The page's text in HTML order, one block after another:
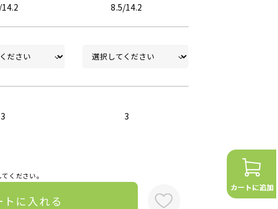
8.5/14.2
3 3
ください。
トに入れる